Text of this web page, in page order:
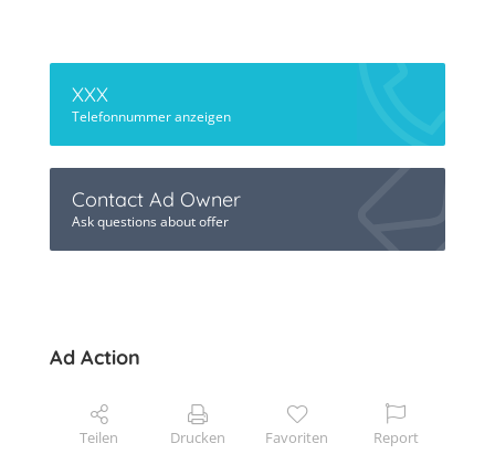
XXX
Telefonnummer anzeigen
Contact Ad Owner
Ask questions about offer
Ad Action
Teilen Drucken Favoriten Report